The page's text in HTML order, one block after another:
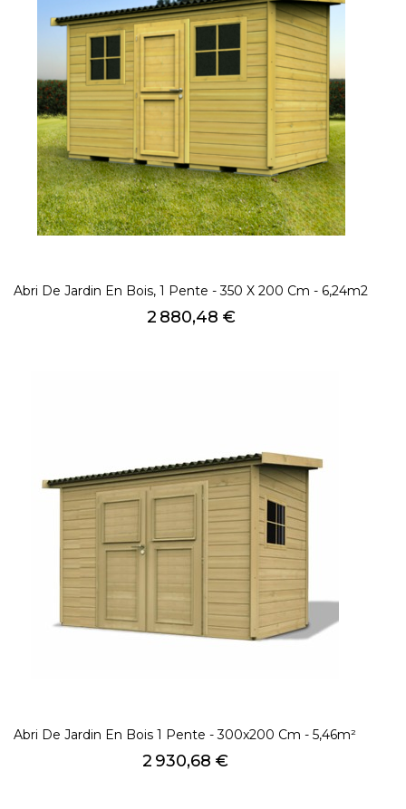
Abri De Jardin En Bois, 1 Pente - 350 X 200 Cm - 6,24m2
Prix
2 880,48 €
Abri De Jardin En Bois 1 Pente - 300x200 Cm - 5,46m²
Prix
2 930,68 €